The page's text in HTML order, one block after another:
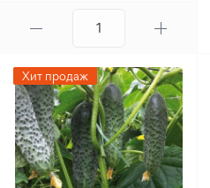
Хит продаж